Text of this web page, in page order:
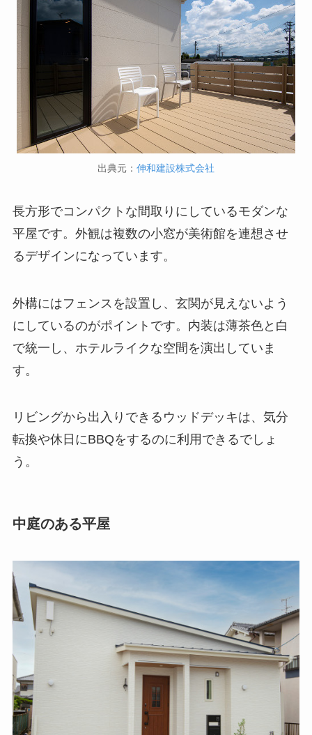
出典元： 伸和建設株式会社
長方形でコンパクトな間取りにしているモダンな
平屋です。外観は複数の小窓が美術館を連想させ
るデザインになっています。
外構にはフェンスを設置し、玄関が見えないよう
にしているのがポイントです。内装は薄茶色と白
で統一し、ホテルライクな空間を演出していま
す。
リビングから出入りできるウッドデッキは、気分
転換や休日にBBQをするのに利用できるでしょ
う。
中庭のある平屋